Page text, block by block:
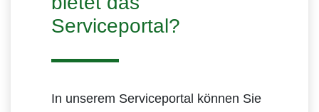
Serviceportal?
In unserem Serviceportal können Sie